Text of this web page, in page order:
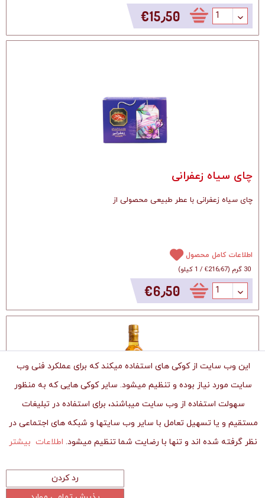
‎€15٫50
چای سیاه زعفرانی
چای سیاه زعفرانی با عطر طبیعی محصولی از
اطلاعات کامل محصول
30 گرم
(‎€216٫67 / 1 کیلو )
‎€6٫50
شربت هل و زعفران - سحرخیز
این وب سایت از کوکی های استفاده میکند که برای عملکرد فنی وب
سایت مورد نیاز بوده و تنظیم میشود. سایر کوکی هایی که به منظور
سهولت استفاده از وب سایت میباشند، برای استفاده در تبلیغات
مستقیم و یا تسهیل تعامل با سایر وب سایتها و شبکه های اجتماعی در
نظر گرفته شده اند و تنها با رضایت شما تنظیم میشود. اطلاعات بیشتر
رد کردن